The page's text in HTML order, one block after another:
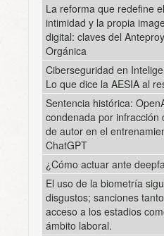
La reforma que redefine
intimidad y la propia
digital: claves del
Orgánica
Ciberseguridad en
Lo que dice la AESIA al
Sentencia histórica:
condenada por infracción
de autor en el
ChatGPT
¿Cómo actuar ante
El uso de la biometría
disgustos; sanciones
acceso a los estadios
ámbito laboral.